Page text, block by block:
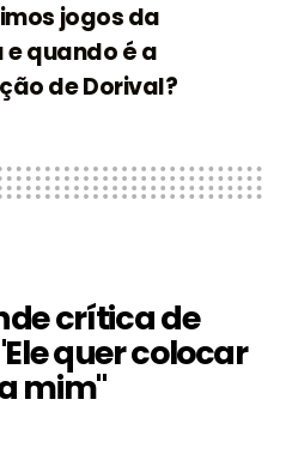
jogos da
e quando é a
de Dorival?
crítica de
quer colocar
mim"